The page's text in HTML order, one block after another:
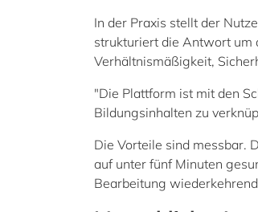
In der Praxis stellt der
strukturiert die Antwort um
Verhältnismäßigkeit,
"Die Plattform ist mit den
Bildungsinhalten zu
Die Vorteile sind messbar.
auf unter fünf Minuten
Bearbeitung